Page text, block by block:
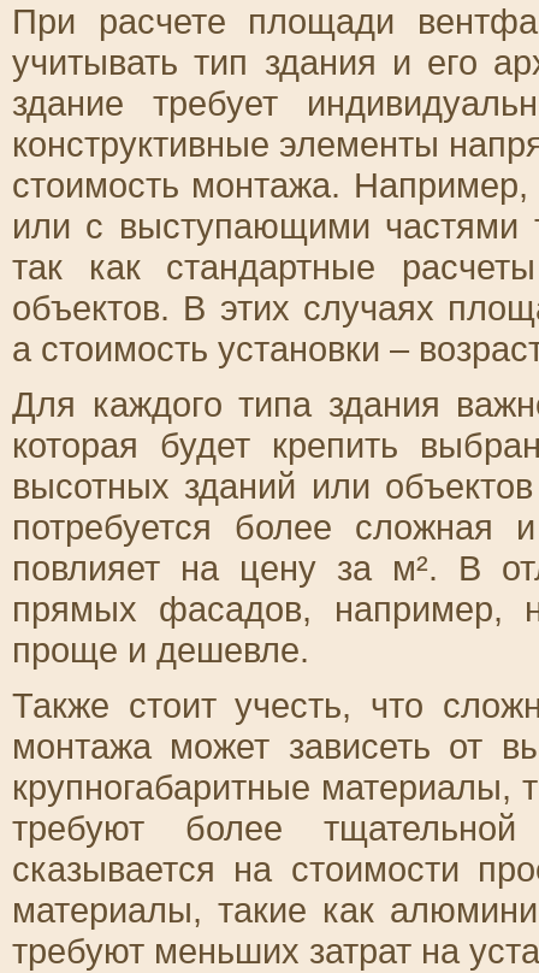
При расчете площади
учитывать тип здания и его
здание требует
конструктивные элементы
стоимость монтажа.
или с выступающими частями
так как стандартные
объектов. В этих случаях
а стоимость установки –
Для каждого типа здания
которая будет крепить
высотных зданий или
потребуется более сложная
повлияет на цену за м². В
прямых фасадов, например,
проще и дешевле.
Также стоит учесть, что
монтажа может зависеть от
крупногабаритные материалы,
требуют более
сказывается на стоимости
материалы, такие как
требуют меньших затрат на